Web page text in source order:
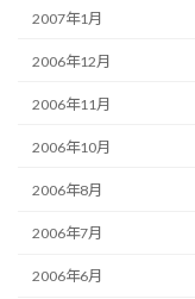
2007年1月
2006年12月
2006年11月
2006年10月
2006年8月
2006年7月
2006年6月